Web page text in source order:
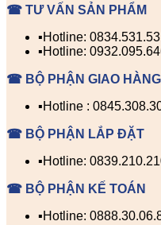
☎ TƯ VẤN SẢN PHẨM
▪️Hotline:
▪️Hotline:
☎ BỘ PHẬN GIAO HÀNG
▪️Hotline :
☎ BỘ PHẬN LẮP ĐẶT
▪️Hotline:
☎ BỘ PHẬN KẾ TOÁN
▪️Hotline: